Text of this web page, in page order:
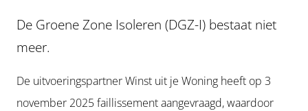
De Groene Zone Isoleren (DGZ-I) bestaat niet
meer.
De uitvoeringspartner Winst uit je Woning heeft op 3
november 2025 faillissement aangevraagd, waardoor